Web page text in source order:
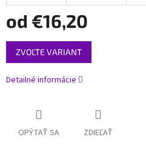
od €16,20
Jednotková
cena:
ZVOĽTE VARIANT
Detailné informácie
OPÝTAŤ SA ZDIEĽAŤ